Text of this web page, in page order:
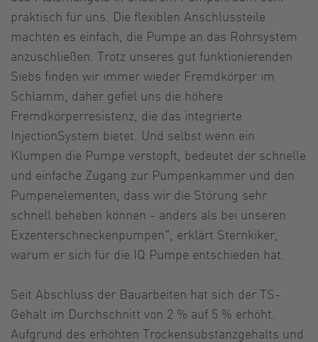
praktisch für uns. Die flexiblen Anschlussteile
machten es einfach, die Pumpe an das Rohrsystem
anzuschließen. Trotz unseres gut funktionierenden
Siebs finden wir immer wieder Fremdkörper im
Schlamm, daher gefiel uns die höhere
Fremdkörperresistenz, die das integrierte
InjectionSystem bietet. Und selbst wenn ein
Klumpen die Pumpe verstopft, bedeutet der schnelle
und einfache Zugang zur Pumpenkammer und den
Pumpenelementen, dass wir die Störung sehr
schnell beheben können - anders als bei unseren
Exzenterschneckenpumpen", erklärt Sternkiker,
warum er sich für die IQ Pumpe entschieden hat.
Seit Abschluss der Bauarbeiten hat sich der TS-
Gehalt im Durchschnitt von 2 % auf 5 % erhöht.
Aufgrund des erhöhten Trockensubstanzgehalts und